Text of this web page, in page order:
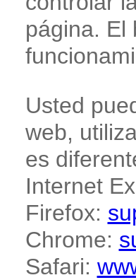
página. El
Usted
web,
es
Internet
Firefox:
Chrome:
Safari: